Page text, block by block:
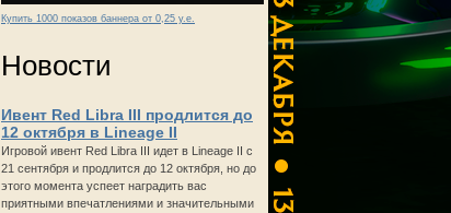
Купить 1000 показов баннера от 0,25 у.е.
Новости
Ивент Red Libra III продлится до
12 октября в Lineage II
Игровой ивент Red Libra III идет в Lineage II с
21 сентября и продлится до 12 октября, но до
этого момента успеет наградить вас
приятными впечатлениями и значительными